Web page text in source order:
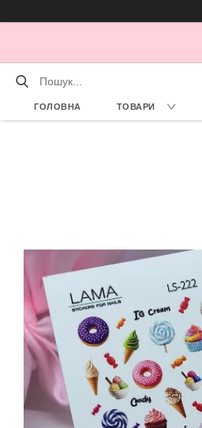
ГОЛОВНА ТОВАРИ